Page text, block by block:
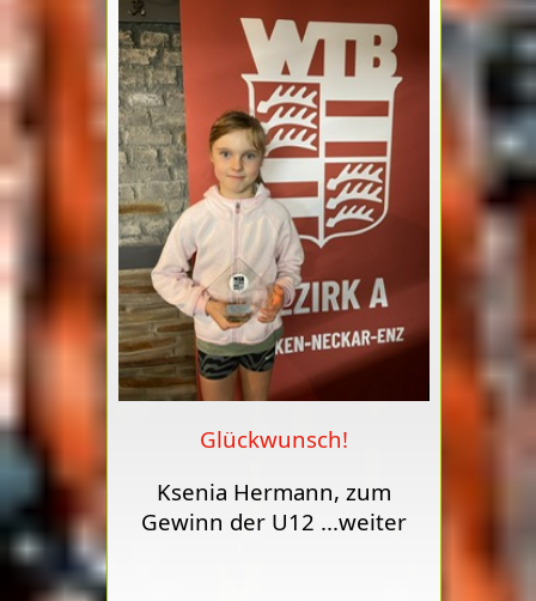
Glückwunsch!
Ksenia Hermann, zum
Gewinn der U12 ...weiter